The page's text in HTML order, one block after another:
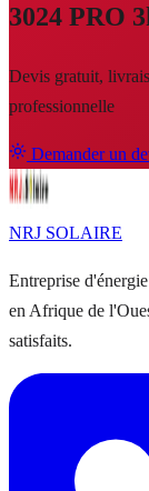
3024 PRO
Devis gratuit,
professionnelle
Demander un
NRJ SOLAIRE
Entreprise
en Afrique de
satisfaits.